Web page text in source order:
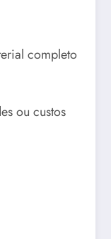
completo
ou custos